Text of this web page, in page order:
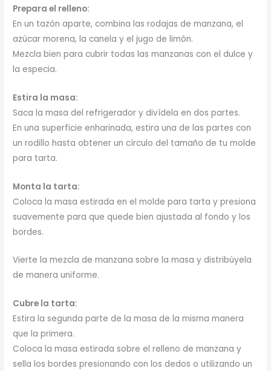
Prepara el relleno:
En un tazón aparte, combina las rodajas de manzana, el
azúcar morena, la canela y el jugo de limón.
Mezcla bien para cubrir todas las manzanas con el dulce y
la especia.
Estira la masa:
Saca la masa del refrigerador y divídela en dos partes.
En una superficie enharinada, estira una de las partes con
un rodillo hasta obtener un círculo del tamaño de tu molde
para tarta.
Monta la tarta:
Coloca la masa estirada en el molde para tarta y presiona
suavemente para que quede bien ajustada al fondo y los
bordes.
Vierte la mezcla de manzana sobre la masa y distribúyela
de manera uniforme.
Cubre la tarta:
Estira la segunda parte de la masa de la misma manera
que la primera.
Coloca la masa estirada sobre el relleno de manzana y
sella los bordes presionando con los dedos o utilizando un